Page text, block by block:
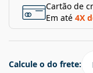
Cartão de
Em até 4X
Calcule o do frete: